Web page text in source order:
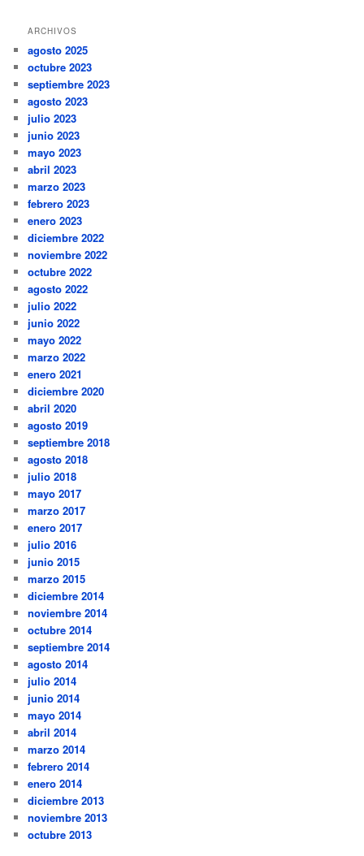
ARCHIVOS
agosto 2025
octubre 2023
septiembre 2023
agosto 2023
julio 2023
junio 2023
mayo 2023
abril 2023
marzo 2023
febrero 2023
enero 2023
diciembre 2022
noviembre 2022
octubre 2022
agosto 2022
julio 2022
junio 2022
mayo 2022
marzo 2022
enero 2021
diciembre 2020
abril 2020
agosto 2019
septiembre 2018
agosto 2018
julio 2018
mayo 2017
marzo 2017
enero 2017
julio 2016
junio 2015
marzo 2015
diciembre 2014
noviembre 2014
octubre 2014
septiembre 2014
agosto 2014
julio 2014
junio 2014
mayo 2014
abril 2014
marzo 2014
febrero 2014
enero 2014
diciembre 2013
noviembre 2013
octubre 2013